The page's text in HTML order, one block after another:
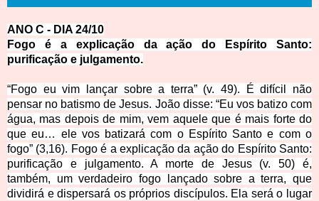
ANO C - DI A 24/10
Fogo é a explicação da ação do Espírito Santo:
purificação e julgamento.
“Fogo eu vim lançar sobre a terra” (v. 49). É difícil não
pensar no batismo de Jesus. João disse: “Eu vos batizo com
água, mas depois de mim, vem aquele que é mais forte do
que eu… ele vos batizará com o Espírito Santo e com o
fogo” (3,16). Fogo é a explicação da ação do Espírito Santo:
purificação e julgamento. A morte de Jesus (v. 50) é,
também, um verdadeiro fogo lançado sobre a terra, que
dividirá e dispersará os próprios discípulos. Ela será o lugar